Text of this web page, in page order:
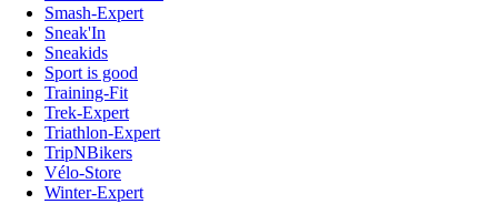
Smash-Expert
Sneak'In
Sneakids
Sport is good
Training-Fit
Trek-Expert
Triathlon-Expert
TripNBikers
Vélo-Store
Winter-Expert